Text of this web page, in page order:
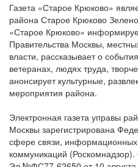
Газета «Старое Крюково»
района Старое Крюково
«Старое Крюково»
Правительства Москвы,
власти, рассказывает о
ветеранах, людях труда,
анонсирует культурные,
мероприятия района.
Электронная газета управы
Москвы зарегистрирована
сфере связи,
коммуникаций (Роскомнадзор).